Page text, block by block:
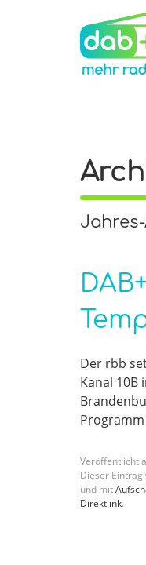
Jahres-
Der rbb
Kanal
Veröffentlicht
Dieser Eintrag
und mit
Direktlink.